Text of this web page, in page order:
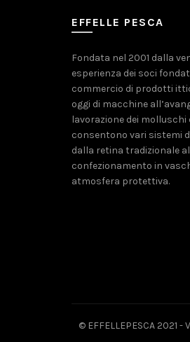
EFFELLE PESCA
Fondata nel 2001 dalla
esperienza dei soci
commercio di prodotti
oggi di macchine
lavorazione dei molluschi
consentono vari sistemi
dalla retina tradizionale al
confezionamento in
atmosfera protettiva.
© EFFELLEPESCA 2021